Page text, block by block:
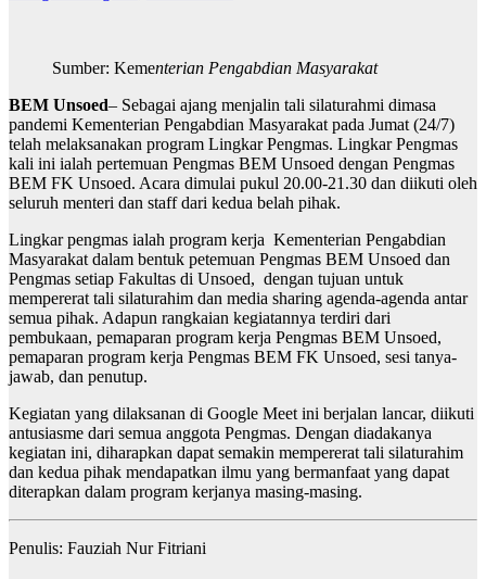
Sumber: Kementerian Pengabdian Masyarakat
BEM Unsoed– Sebagai ajang menjalin tali silaturahmi dimasa
pandemi Kementerian Pengabdian Masyarakat pada Jumat (24/7)
telah melaksanakan program Lingkar Pengmas. Lingkar Pengmas
kali ini ialah pertemuan Pengmas BEM Unsoed dengan Pengmas
BEM FK Unsoed. Acara dimulai pukul 20.00-21.30 dan diikuti oleh
seluruh menteri dan staff dari kedua belah pihak.
Lingkar pengmas ialah program kerja Kementerian Pengabdian
Masyarakat dalam bentuk petemuan Pengmas BEM Unsoed dan
Pengmas setiap Fakultas di Unsoed, dengan tujuan untuk
mempererat tali silaturahim dan media sharing agenda-agenda antar
semua pihak. Adapun rangkaian kegiatannya terdiri dari
pembukaan, pemaparan program kerja Pengmas BEM Unsoed,
pemaparan program kerja Pengmas BEM FK Unsoed, sesi tanya-
jawab, dan penutup.
Kegiatan yang dilaksanan di Google Meet ini berjalan lancar, diikuti
antusiasme dari semua anggota Pengmas. Dengan diadakanya
kegiatan ini, diharapkan dapat semakin mempererat tali silaturahim
dan kedua pihak mendapatkan ilmu yang bermanfaat yang dapat
diterapkan dalam program kerjanya masing-masing.
Penulis: Fauziah Nur Fitriani